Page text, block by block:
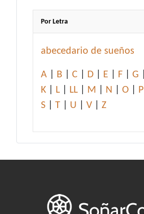
Por Letra
abecedario de sueños
A B C D E F G
K
L LL M N O P
S
T U V Z